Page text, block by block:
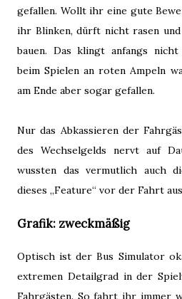
gefallen. Wollt ihr eine gute
ihr Blinken, dürft nicht rasen
bauen. Das klingt anfangs
beim Spielen an roten Ampeln
am Ende aber sogar gefallen.
Nur das Abkassieren der
des Wechselgelds nervt auf
wussten das vermutlich auch
dieses „Feature“ vor der Fahrt
Grafik: zweckmäßig
Optisch ist der Bus Simulator
extremen Detailgrad in der
Fahrgästen. So fahrt ihr immer